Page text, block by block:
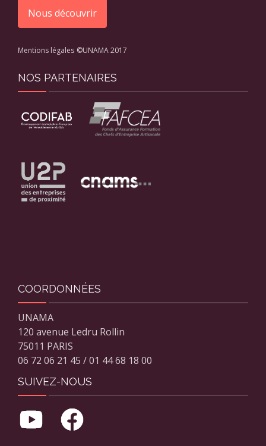
Nous découvrir
Mentions légales ©UNAMA 2017
NOS PARTENAIRES
COORDONNÉES
UNAMA
120 avenue Ledru Rollin
75011 PARIS
06 72 06 21 45 / 01 44 68 18 00
SUIVEZ-NOUS